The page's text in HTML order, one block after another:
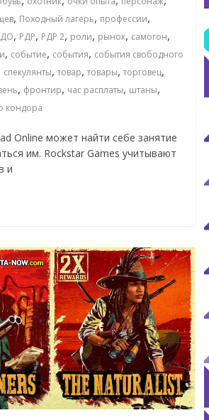
, Походный лагерь, профессии,
, РДР, РДР 2, роли, рынок, самогон,
, событие, события, события свободного
спекулянты, товар, товары, торговец,
, фронтир, час расплаты, штаны,
кондора
Online может найти себе занятие
им. Rockstar Games учитывают
и